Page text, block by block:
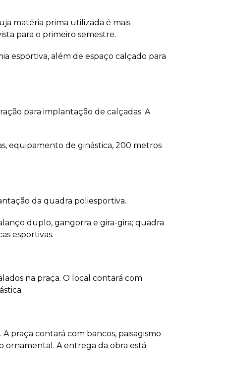
matéria prima utilizada é mais
para o primeiro semestre.
esportiva, além de espaço calçado para
para implantação de calçadas. A
equipamento de ginástica, 200 metros
da quadra poliesportiva.
duplo, gangorra e gira-gira; quadra
esportivas.
na praça. O local contará com
praça contará com bancos, paisagismo
ornamental. A entrega da obra está